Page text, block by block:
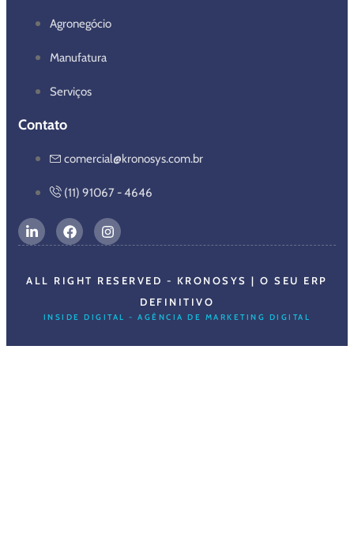
Agronegócio
Manufatura
Serviços
Contato
comercial@kronosys.com.br
(11) 91067 - 4646
ALL RIGHT RESERVED - KRONOSYS | O SEU ERP
DEFINITIVO
INSIDE DIGITAL - AGÊNCIA DE MARKETING DIGITAL